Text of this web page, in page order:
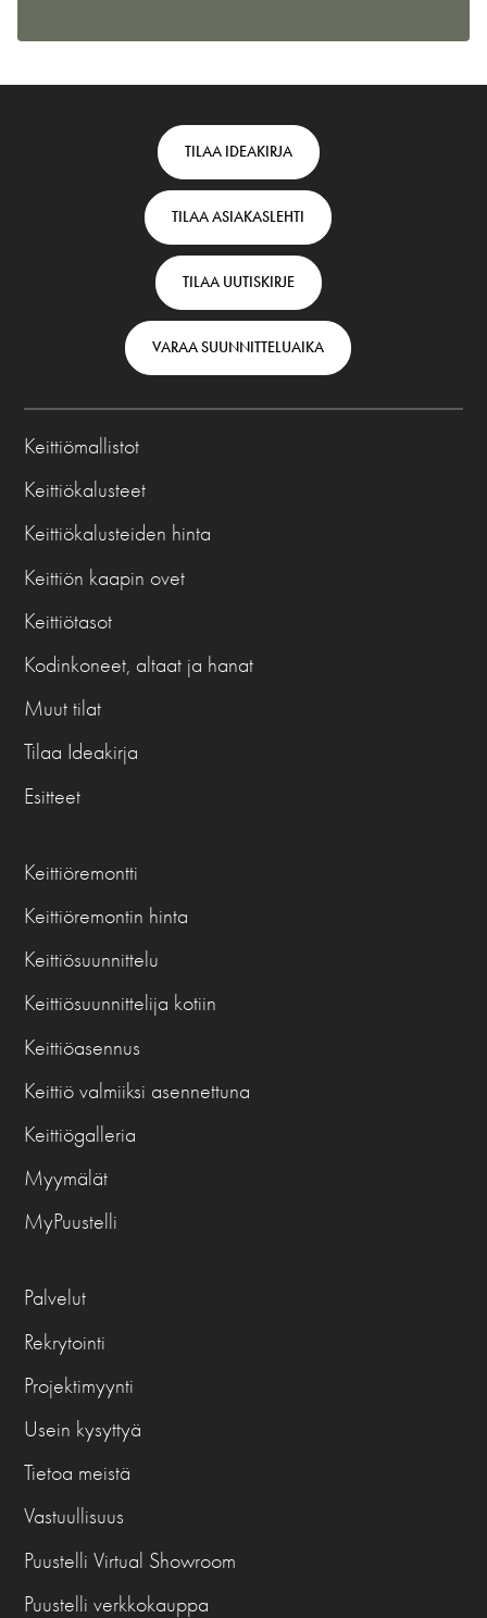
Finnish
TILAA IDEAKIRJA
TILAA ASIAKASLEHTI
TILAA UUTISKIRJE
VARAA SUUNNITTELUAIKA
Keittiömallistot
Keittiökalusteet
Keittiökalusteiden hinta
Keittiön kaapin ovet
Keittiötasot
Kodinkoneet, altaat ja hanat
Muut tilat
Tilaa Ideakirja
Esitteet
Keittiöremontti
Keittiöremontin hinta
Keittiösuunnittelu
Keittiösuunnittelija kotiin
Keittiöasennus
Keittiö valmiiksi asennettuna
Keittiögalleria
Myymälät
MyPuustelli
Palvelut
Rekrytointi
Projektimyynti
Usein kysyttyä
Tietoa meistä
Vastuullisuus
Puustelli Virtual Showroom
Puustelli verkkokauppa